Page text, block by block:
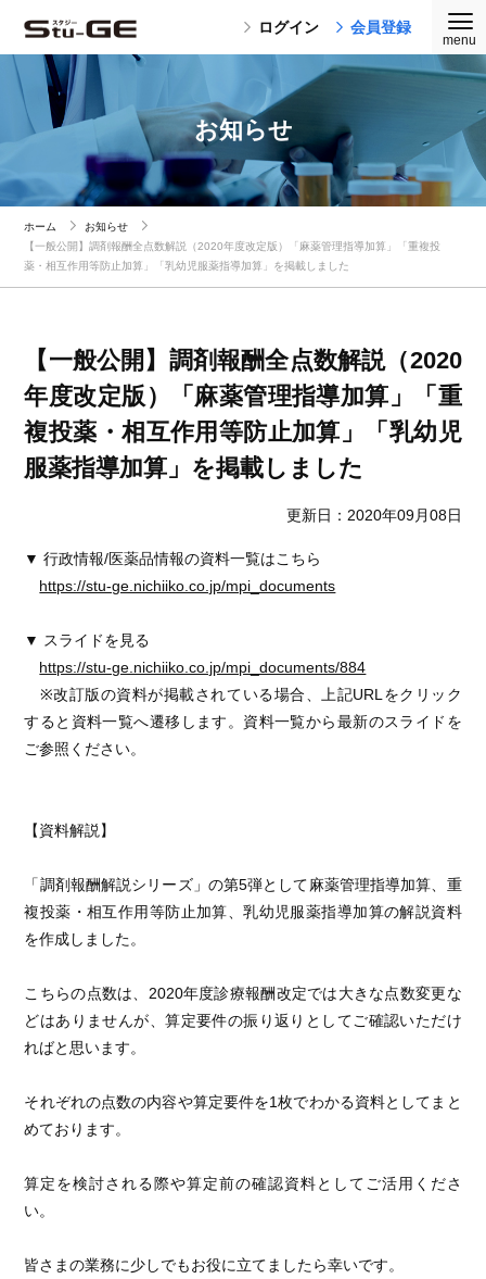
ログイン 会員登録
お知らせ
ホーム
お知らせ
【一般公開】調剤報酬全点数解説（2020年度改定版）「麻薬管理指導加算」「重複投
薬・相互作用等防止加算」「乳幼児服薬指導加算」を掲載しました
【一般公開】調剤報酬全点数解説（2020
年度改定版）「麻薬管理指導加算」「重
複投薬・相互作用等防止加算」「乳幼児
服薬指導加算」を掲載しました
更新日：2020年09月08日
▼ 行政情報/医薬品情報の資料一覧はこちら
https://stu-ge.nichiiko.co.jp/mpi_documents
▼ スライドを見る
https://stu-ge.nichiiko.co.jp/mpi_documents/884
※改訂版の資料が掲載されている場合、上記URLをクリック
すると資料一覧へ遷移します。資料一覧から最新のスライドを
ご参照ください。
【資料解説】
「調剤報酬解説シリーズ」の第5弾として麻薬管理指導加算、重
複投薬・相互作用等防止加算、乳幼児服薬指導加算の解説資料
を作成しました。
こちらの点数は、2020年度診療報酬改定では大きな点数変更な
どはありませんが、算定要件の振り返りとしてご確認いただけ
ればと思います。
それぞれの点数の内容や算定要件を1枚でわかる資料としてまと
めております。
算定を検討される際や算定前の確認資料としてご活用くださ
い。
皆さまの業務に少しでもお役に立てましたら幸いです。